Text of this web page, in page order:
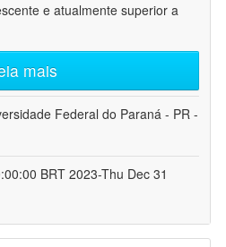
e atualmente superior a
mais
Federal do Paraná - PR -
BRT 2023-Thu Dec 31